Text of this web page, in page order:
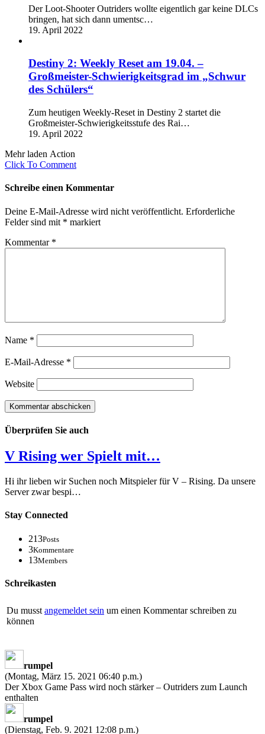
Der Loot-Shooter Outriders wollte eigentlich gar keine DLCs
bringen, hat sich dann umentsc…
19. April 2022
Destiny 2: Weekly Reset am 19.04. –
Großmeister-Schwierigkeitsgrad im „Schwur
des Schülers“
Zum heutigen Weekly-Reset in Destiny 2 startet die
Großmeister-Schwierigkeitsstufe des Rai…
19. April 2022
Mehr laden Action
Click To Comment
Schreibe einen Kommentar
Deine E-Mail-Adresse wird nicht veröffentlicht. Erforderliche
Felder sind mit * markiert
Kommentar *
Name *
E-Mail-Adresse *
Website
Überprüfen Sie auch
V Rising wer Spielt mit…
Hi ihr lieben wir Suchen noch Mitspieler für V – Rising. Da unsere
Server zwar bespi…
Stay Connected
213Posts
3Kommentare
13Members
Schreikasten
Du musst angemeldet sein um einen Kommentar schreiben zu
können
rumpel
(Montag, März 15. 2021 06:40 p.m.)
Der Xbox Game Pass wird noch stärker – Outriders zum Launch
enthalten
rumpel
(Dienstag, Feb. 9. 2021 12:08 p.m.)